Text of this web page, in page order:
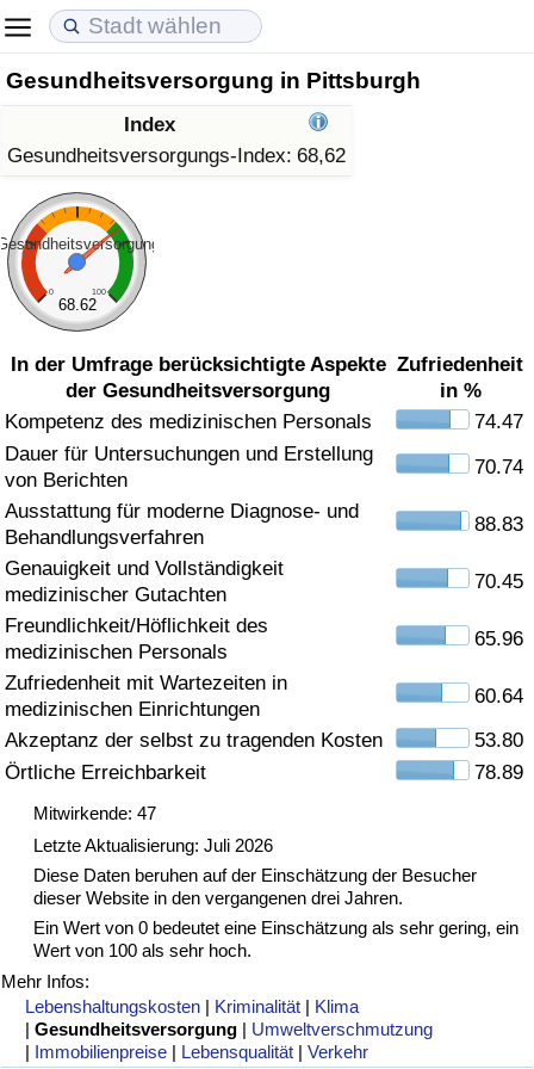
Gesundheitsversorgung in Pittsburgh
Index
Gesundheitsversorgungs-Index: 68,62
0 100
68.62
In der Umfrage berücksichtigte Aspekte
der Gesundheitsversorgung
Zufriedenheit
in %
Kompetenz des medizinischen Personals
74.47
Dauer für Untersuchungen und Erstellung
von Berichten
70.74
Ausstattung für moderne Diagnose- und
Behandlungsverfahren
88.83
Genauigkeit und Vollständigkeit
medizinischer Gutachten
70.45
Freundlichkeit/Höflichkeit des
medizinischen Personals
65.96
Zufriedenheit mit Wartezeiten in
medizinischen Einrichtungen
60.64
Akzeptanz der selbst zu tragenden Kosten
53.80
Örtliche Erreichbarkeit
78.89
Mitwirkende: 47
Letzte Aktualisierung: Juli 2026
Diese Daten beruhen auf der Einschätzung der Besucher
dieser Website in den vergangenen drei Jahren.
Ein Wert von 0 bedeutet eine Einschätzung als sehr gering, ein
Wert von 100 als sehr hoch.
Mehr Infos:
Lebenshaltungskosten | Kriminalität | Klima
|Gesundheitsversorgung | Umweltverschmutzung
| Immobilienpreise | Lebensqualität |Verkehr
Lebenshaltungskosten
Lebenshaltungskosten-Index (aktuell)
Lebenshaltungskosten-Index
Lebenshaltungskosten-Index nach Land
in Akaba
Immobilienpreise
Immobilienpreis-Index (aktuell)
Immobilienpreis-Index
Immobilienpreis-Index nach Land
Lebensqualität
Lebensqualität-Index
Lebensqualität-Index (aktuell)
Lebensqualitätsindex nach Land
Kriminalität
Kriminalitäts-Index (aktuell)
Kriminalitäts-Index
Kriminalitätsindex nach Land
Gesundheitsversorgung
Gesundheitsversorgungs-Index (aktuell)
Gesundheitsversorgungs-Index
Gesundheitsversorgungs-Index nach Land
Umweltverschmutzung
Umweltverschmutzungs-Index (aktuell)
Verschmutzungsindex
Umweltverschmutzungs-Index nach Land
Verkehr